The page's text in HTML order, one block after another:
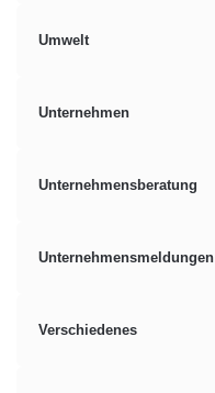
Umwelt
Unternehmen
Unternehmensberatung
Unternehmensmeldungen
Verschiedenes